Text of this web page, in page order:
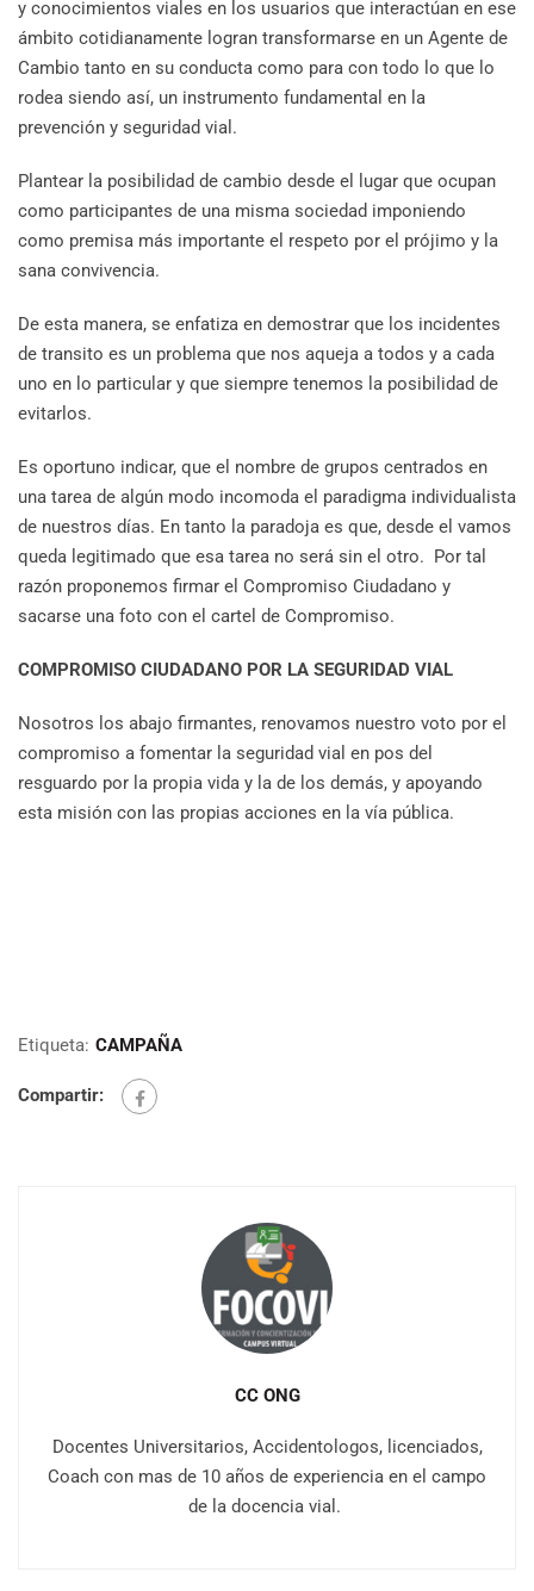
y conocimientos viales en los usuarios que interactúan en ese
ámbito cotidianamente logran transformarse en un Agente de
Cambio tanto en su conducta como para con todo lo que lo
rodea siendo así, un instrumento fundamental en la
prevención y seguridad vial.
Plantear la posibilidad de cambio desde el lugar que ocupan
como participantes de una misma sociedad imponiendo
como premisa más importante el respeto por el prójimo y la
sana convivencia.
De esta manera, se enfatiza en demostrar que los incidentes
de transito es un problema que nos aqueja a todos y a cada
uno en lo particular y que siempre tenemos la posibilidad de
evitarlos.
Es oportuno indicar, que el nombre de grupos centrados en
una tarea de algún modo incomoda el paradigma individualista
de nuestros días. En tanto la paradoja es que, desde el vamos
queda legitimado que esa tarea no será sin el otro. Por tal
razón proponemos firmar el Compromiso Ciudadano y
sacarse una foto con el cartel de Compromiso.
COMPROMISO CIUDADANO POR LA SEGURIDAD VIAL
Nosotros los abajo firmantes, renovamos nuestro voto por el
compromiso a fomentar la seguridad vial en pos del
resguardo por la propia vida y la de los demás, y apoyando
esta misión con las propias acciones en la vía pública.
Etiqueta: CAMPAÑA
Compartir:
CC ONG
Docentes Universitarios, Accidentologos, licenciados,
Coach con mas de 10 años de experiencia en el campo
de la docencia vial.